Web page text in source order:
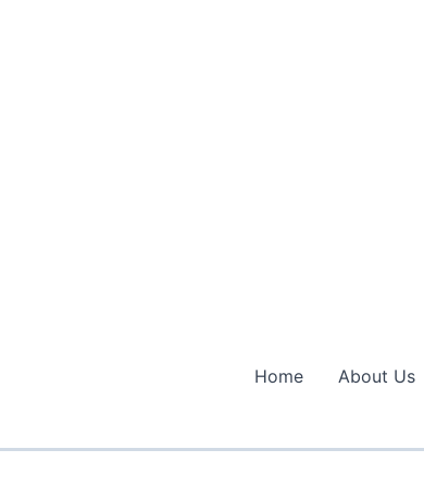
Home About Us